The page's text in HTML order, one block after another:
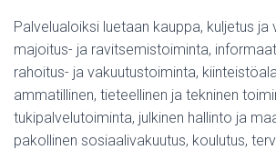
Palvelualoiksi luetaan kauppa, kuljetus ja
majoitus- ja ravitsemistoiminta,
rahoitus- ja vakuutustoiminta,
ammatillinen, tieteellinen ja tekninen
tukipalvelutoiminta, julkinen hallinto ja
pakollinen sosiaalivakuutus, koulutus,